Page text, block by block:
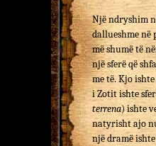
Një ndryshim
dallueshme në
më shumë të
një sferë që
me të. Kjo
i Zotit ishte
terrena) ishte
natyrisht ajo
një dramë